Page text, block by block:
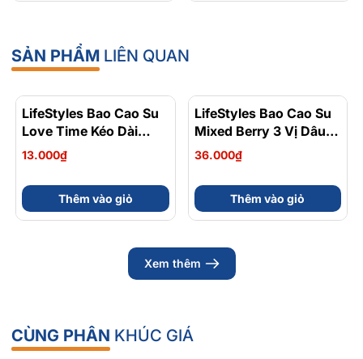
SẢN PHẨM LIÊN QUAN
LifeStyles Bao Cao Su
Love Time Kéo Dài
Thời Gian (1 Cái)
13.000₫
Thêm vào giỏ
LifeStyles Bao Cao Su
Mixed Berry 3 Vị Dâu,
Việt Quất, Phúc Bồn Tử
Hộp 3 Cái
36.000₫
Thêm vào giỏ
Xem thêm
CÙNG PHÂN KHÚC GIÁ